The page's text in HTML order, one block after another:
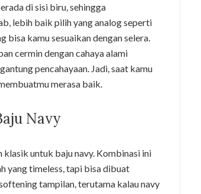
di sisi biru, sehingga
lebih baik pilih yang analog seperti
bisa kamu sesuaikan dengan selera.
cermin dengan cahaya alami
pencahayaan. Jadi, saat kamu
merasa baik.
Navy
untuk baju navy. Kombinasi ini
yang timeless, tapi bisa dibuat
tampilan, terutama kalau navy